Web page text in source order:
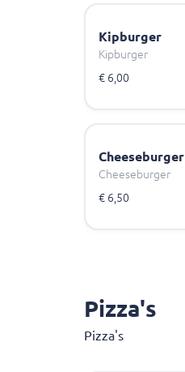
Kipburger
Kipburger
€ 6,00
Cheeseburger
Cheeseburger
€ 6,50
Pizza's
Pizza's